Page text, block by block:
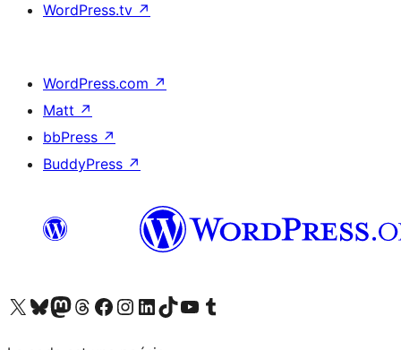
WordPress.tv ↗
WordPress.com ↗
Matt ↗
bbPress ↗
BuddyPress ↗
Visitez notre compte X (précédemment Twitter)
Visiter notre compte Bluesky
Visiter notre compte Mastodon
Visiter notre compte Threads
Consulter notre compte Facebook
Consulter notre compte Instagram
Consulter notre compte LinkedIn
Visiter notre compte TokTok
Visiter notre chaîne YouTube
Visiter notre compte Tumblr